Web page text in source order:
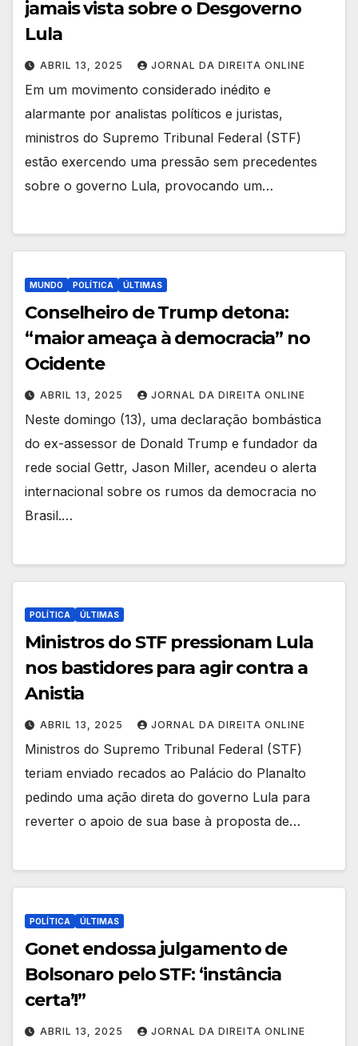
jamais vista sobre o Desgoverno
Lula
ABRIL 13, 2025 JORNAL DA DIREITA ONLINE
Em um movimento considerado inédito e
alarmante por analistas políticos e juristas,
ministros do Supremo Tribunal Federal (STF)
estão exercendo uma pressão sem precedentes
sobre o governo Lula, provocando um…
MUNDO POLÍTICA ÚLTIMAS
Conselheiro de Trump detona:
“maior ameaça à democracia” no
Ocidente
ABRIL 13, 2025 JORNAL DA DIREITA ONLINE
Neste domingo (13), uma declaração bombástica
do ex-assessor de Donald Trump e fundador da
rede social Gettr, Jason Miller, acendeu o alerta
internacional sobre os rumos da democracia no
Brasil.…
POLÍTICA ÚLTIMAS
Ministros do STF pressionam Lula
nos bastidores para agir contra a
Anistia
ABRIL 13, 2025 JORNAL DA DIREITA ONLINE
Ministros do Supremo Tribunal Federal (STF)
teriam enviado recados ao Palácio do Planalto
pedindo uma ação direta do governo Lula para
reverter o apoio de sua base à proposta de…
POLÍTICA ÚLTIMAS
Gonet endossa julgamento de
Bolsonaro pelo STF: ‘instância
certa’!”
ABRIL 13, 2025 JORNAL DA DIREITA ONLINE